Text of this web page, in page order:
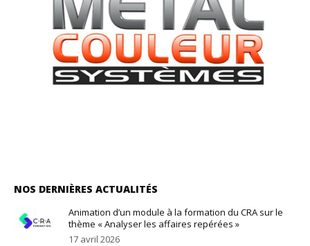
NOS DERNIÈRES ACTUALITÉS
Animation d’un module à la formation du CRA sur le
thème « Analyser les affaires repérées »
17 avril 2026